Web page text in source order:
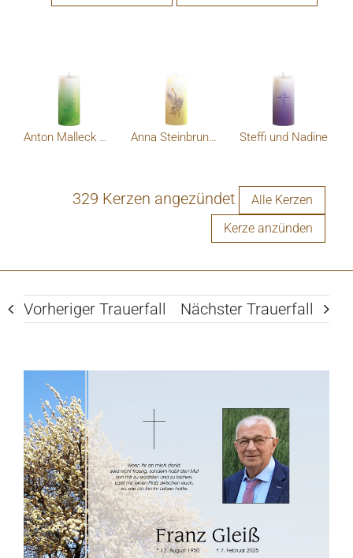
Anton Malleck WubaBüro Anna Steinbrunner Steffi und Nadine
329 Kerzen angezündet
Alle Kerzen
Kerze anzünden
Vorheriger Trauerfall Nächster Trauerfall